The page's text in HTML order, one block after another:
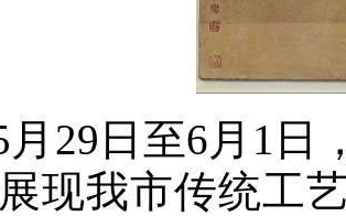
月29日至6月1日
现我市传统工